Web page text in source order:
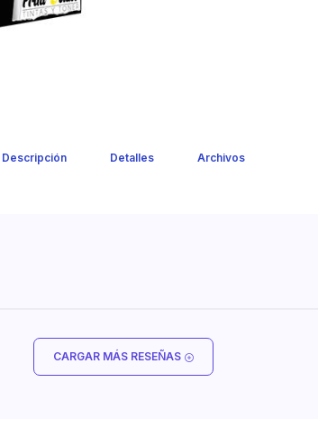
Descripción Detalles Archivos
CARGAR MÁS RESEÑAS